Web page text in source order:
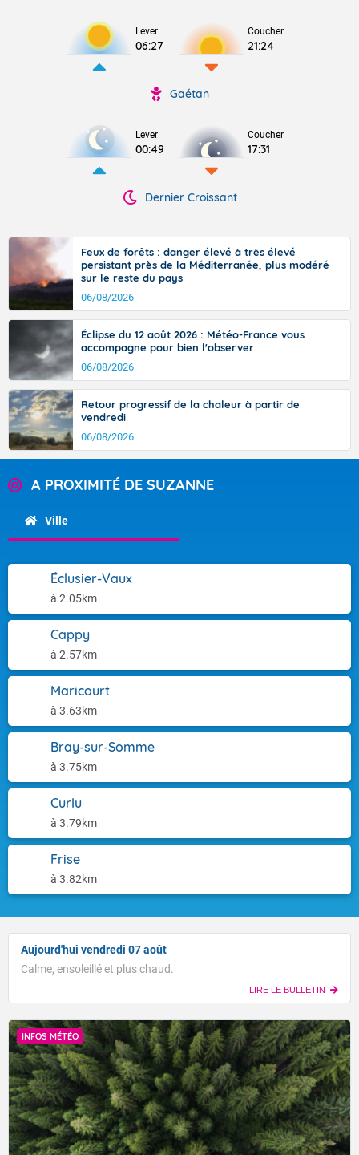
Lever
06:27
Coucher
21:24
Gaétan
Lever
00:49
Coucher
17:31
Dernier Croissant
Feux de forêts : danger élevé à très élevé
persistant près de la Méditerranée, plus modéré
sur le reste du pays
06/08/2026
Éclipse du 12 août 2026 : Météo-France vous
accompagne pour bien l'observer
06/08/2026
Retour progressif de la chaleur à partir de
vendredi
06/08/2026
A PROXIMITÉ DE SUZANNE
Ville
Éclusier-Vaux
à 2.05km
Cappy
à 2.57km
Maricourt
à 3.63km
Bray-sur-Somme
à 3.75km
Curlu
à 3.79km
Frise
à 3.82km
Aujourd'hui vendredi 07 août
Calme, ensoleillé et plus chaud.
LIRE LE BULLETIN
INFOS MÉTÉO